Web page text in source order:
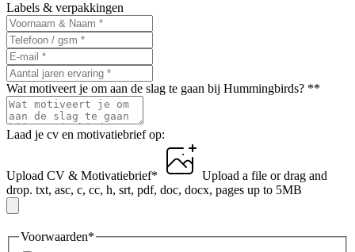
Labels & verpakkingen
Wat motiveert je om aan de slag te gaan bij Hummingbirds? **
Laad je cv en motivatiebrief op:
Upload CV & Motivatiebrief* Upload a file or drag and
drop. txt, asc, c, cc, h, srt, pdf, doc, docx, pages up to 5MB
Voorwaarden*